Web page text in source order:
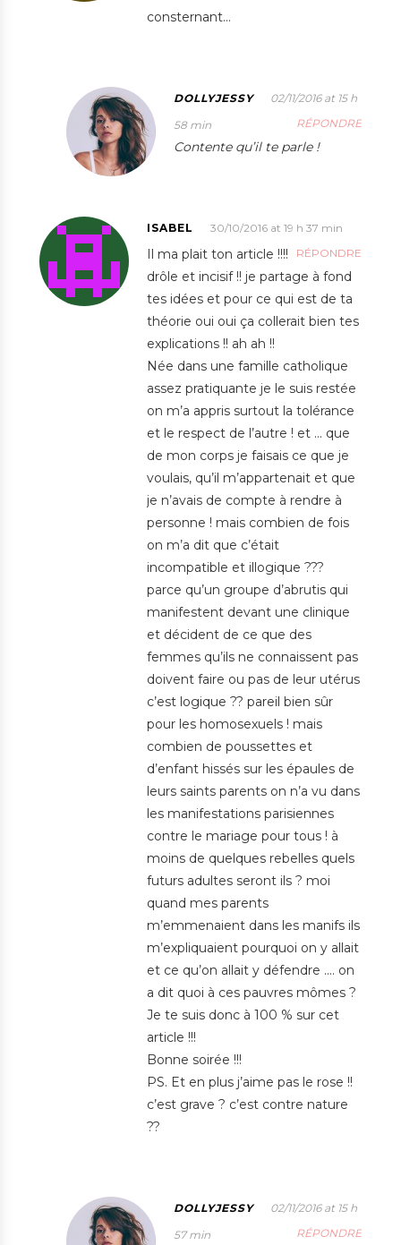
consternant…
DOLLYJESSY
02/11/2016 at 15 h
58 min
RÉPONDRE
Contente qu’il te parle !
ISABEL
30/10/2016 at 19 h 37 min
RÉPONDRE
Il ma plait ton article !!!!
drôle et incisif !! je partage à fond
tes idées et pour ce qui est de ta
théorie oui oui ça collerait bien tes
explications !! ah ah !!
Née dans une famille catholique
assez pratiquante je le suis restée
on m’a appris surtout la tolérance
et le respect de l’autre ! et … que
de mon corps je faisais ce que je
voulais, qu’il m’appartenait et que
je n’avais de compte à rendre à
personne ! mais combien de fois
on m’a dit que c’était
incompatible et illogique ???
parce qu’un groupe d’abrutis qui
manifestent devant une clinique
et décident de ce que des
femmes qu’ils ne connaissent pas
doivent faire ou pas de leur utérus
c’est logique ?? pareil bien sûr
pour les homosexuels ! mais
combien de poussettes et
d’enfant hissés sur les épaules de
leurs saints parents on n’a vu dans
les manifestations parisiennes
contre le mariage pour tous ! à
moins de quelques rebelles quels
futurs adultes seront ils ? moi
quand mes parents
m’emmenaient dans les manifs ils
m’expliquaient pourquoi on y allait
et ce qu’on allait y défendre …. on
a dit quoi à ces pauvres mômes ?
Je te suis donc à 100 % sur cet
article !!!
Bonne soirée !!!
PS. Et en plus j’aime pas le rose !!
c’est grave ? c’est contre nature
??
DOLLYJESSY
02/11/2016 at 15 h
57 min
RÉPONDRE